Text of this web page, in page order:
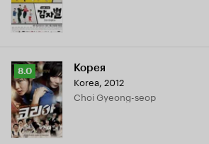
Рейтинг
Кинопоиска
8.0
8.0 Корея
Korea, 2012
Choi Gyeong-seop